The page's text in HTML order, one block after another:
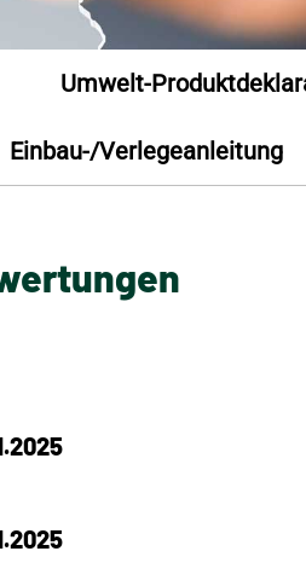
Umwelt-
Einbau-/Verlegeanleitung